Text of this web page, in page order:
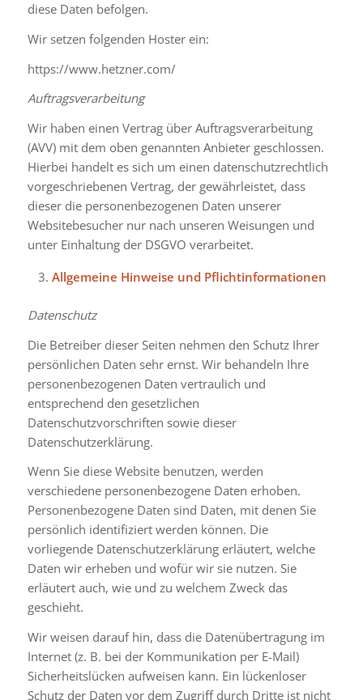
diese Daten befolgen.
Wir setzen folgenden Hoster ein:
https://www.hetzner.com/
Auftragsverarbeitung
Wir haben einen Vertrag über Auftragsverarbeitung
(AVV) mit dem oben genannten Anbieter geschlossen.
Hierbei handelt es sich um einen datenschutzrechtlich
vorgeschriebenen Vertrag, der gewährleistet, dass
dieser die personenbezogenen Daten unserer
Websitebesucher nur nach unseren Weisungen und
unter Einhaltung der DSGVO verarbeitet.
Allgemeine Hinweise und Pflichtinformationen
Datenschutz
Die Betreiber dieser Seiten nehmen den Schutz Ihrer
persönlichen Daten sehr ernst. Wir behandeln Ihre
personenbezogenen Daten vertraulich und
entsprechend den gesetzlichen
Datenschutzvorschriften sowie dieser
Datenschutzerklärung.
Wenn Sie diese Website benutzen, werden
verschiedene personenbezogene Daten erhoben.
Personenbezogene Daten sind Daten, mit denen Sie
persönlich identifiziert werden können. Die
vorliegende Datenschutzerklärung erläutert, welche
Daten wir erheben und wofür wir sie nutzen. Sie
erläutert auch, wie und zu welchem Zweck das
geschieht.
Wir weisen darauf hin, dass die Datenübertragung im
Internet (z. B. bei der Kommunikation per E-Mail)
Sicherheitslücken aufweisen kann. Ein lückenloser
Schutz der Daten vor dem Zugriff durch Dritte ist nicht